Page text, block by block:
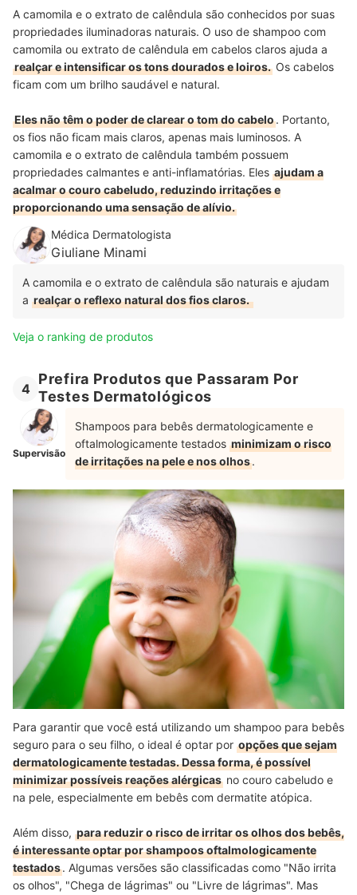
A camomila e o extrato de calêndula são conhecidos por suas
propriedades iluminadoras naturais. O uso de shampoo com
camomila ou extrato de calêndula em cabelos claros ajuda a
realçar e intensificar os tons dourados e loiros. Os cabelos
ficam com um brilho saudável e natural.
Eles não têm o poder de clarear o tom do cabelo. Portanto,
os fios não ficam mais claros, apenas mais luminosos. A
camomila e o extrato de calêndula também possuem
propriedades calmantes e anti-inflamatórias. Eles ajudam a
acalmar o couro cabeludo, reduzindo irritações e
proporcionando uma sensação de alívio.
Médica Dermatologista
Giuliane Minami
A camomila e o extrato de calêndula são naturais e ajudam
a realçar o reflexo natural dos fios claros.
Veja o ranking de produtos
4
Prefira Produtos que Passaram Por
Testes Dermatológicos
Supervisão
Shampoos para bebês dermatologicamente e
oftalmologicamente testados minimizam o risco
de irritações na pele e nos olhos.
Para garantir que você está utilizando um shampoo para bebês
seguro para o seu filho, o ideal é optar por opções que sejam
dermatologicamente testadas. Dessa forma, é possível
minimizar possíveis reações alérgicas no couro cabeludo e
na pele, especialmente em bebês com dermatite atópica.
Além disso, para reduzir o risco de irritar os olhos dos bebês,
é interessante optar por shampoos oftalmologicamente
testados. Algumas versões são classificadas como "Não irrita
os olhos", "Chega de lágrimas" ou "Livre de lágrimas". Mas